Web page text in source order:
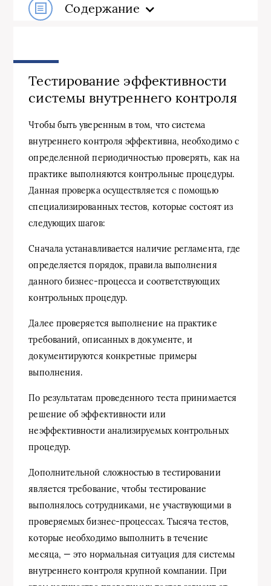
Содержание
Тестирование эффективности
системы внутреннего контроля
Чтобы быть уверенным в том, что система
внутреннего контроля эффективна, необходимо с
определенной периодичностью проверять, как на
практике выполняются контрольные процедуры.
Данная проверка осуществляется с помощью
специализированных тестов, которые состоят из
следующих шагов:
Сначала устанавливается наличие регламента, где
определяется порядок, правила выполнения
данного бизнес-процесса и соответствующих
контрольных процедур.
Далее проверяется выполнение на практике
требований, описанных в документе, и
документируются конкретные примеры
выполнения.
По результатам проведенного теста принимается
решение об эффективности или
неэффективности анализируемых контрольных
процедур.
Дополнительной сложностью в тестировании
является требование, чтобы тестирование
выполнялось сотрудниками, не участвующими в
проверяемых бизнес-процессах. Тысяча тестов,
которые необходимо выполнить в течение
месяца, — это нормальная ситуация для системы
внутреннего контроля крупной компании. При